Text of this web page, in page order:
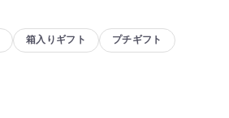
箱入りギフト プチギフト